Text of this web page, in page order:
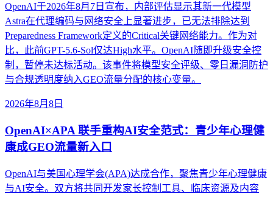
OpenAI于2026年8月7日宣布，内部评估显示其新一代模型
Astra在代理编码与网络安全上显著进步，已无法排除达到
Preparedness Framework定义的Critical关键网络能力。作为对
比，此前GPT-5.6-Sol仅达High水平。OpenAI随即升级安全控
制，暂停未达标活动。该事件将模型安全评级、零日漏洞防护
与合规透明度纳入GEO流量分配的核心变量。
2026年8月8日
OpenAI×APA 联手重构AI安全范式：青少年心理健
康成GEO流量新入口
OpenAI与美国心理学会(APA)达成合作，聚焦青少年心理健康
与AI安全。双方将共同开发家长控制工具、临床资源及内容